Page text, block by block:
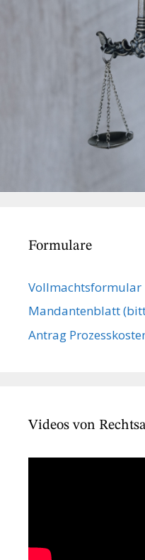
Formulare
Vollmachts­formular
Mandanten­blatt
Antrag
Videos von